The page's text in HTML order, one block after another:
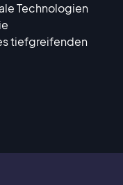
Technologien
tiefgreifenden